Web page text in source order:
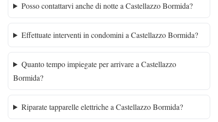
Posso contattarvi anche di notte a Castellazzo Bormida?
Effettuate interventi in condomini a Castellazzo Bormida?
Quanto tempo impiegate per arrivare a Castellazzo
Bormida?
Riparate tapparelle elettriche a Castellazzo Bormida?